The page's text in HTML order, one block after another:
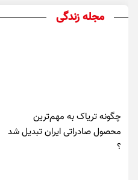
مجله زندگی
چگونه تریاک به مهم‌ترین
محصول صادراتی ایران تبدیل شد
؟